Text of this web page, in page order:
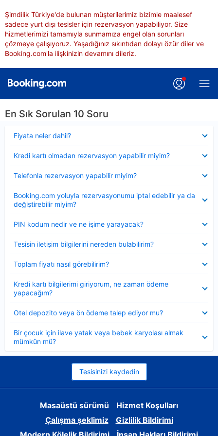
Şimdilik Türkiye'de bulunan müşterilerimiz bizimle maalesef
sadece yurt dışı tesisler için rezervasyon yapabiliyor. Size
hizmetlerimizi tamamıyla sunmamıza engel olan sorunları
çözmeye çalışıyoruz. Yaşadığınız sıkıntıdan dolayı özür diler ve
Booking.com'la ilişkinizin devamını dileriz.
En Sık Sorulan 10 Soru
Fiyata neler dahil?
Kredi kartı olmadan rezervasyon yapabilir miyim?
Telefonla rezervasyon yapabilir miyim?
Booking.com yoluyla rezervasyonumu iptal edebilir ya da
değiştirebilir miyim?
PIN kodum nedir ve ne işime yarayacak?
Tesisin iletişim bilgilerini nereden bulabilirim?
Toplam fiyatı nasıl görebilirim?
Kredi kartı bilgilerimi giriyorum, ne zaman ödeme
yapacağım?
Otel depozito veya ön ödeme talep ediyor mu?
Bir çocuk için ilave yatak veya bebek karyolası almak
mümkün mü?
Tesisinizi kaydedin
Masaüstü sürümü
Hizmet Koşulları
Çalışma şeklimiz
Gizlilik Bildirimi